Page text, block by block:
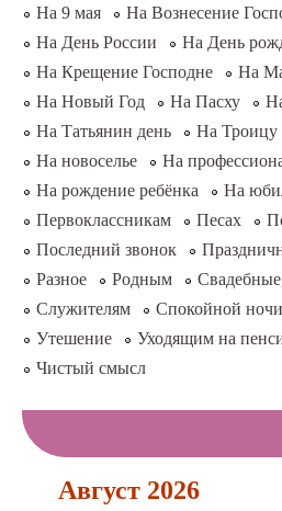
На 9 мая
На Вознесение
На День России
На День
На Крещение Господне
На
На Новый Год
На Пасху
На Татьянин день
На Троицу
На новоселье
На
На рождение ребёнка
На
Первоклассникам
Песах
Последний звонок
Разное
Родным
Служителям
Спокойной ночи
Утешение
Уходящим на
Чистый смысл
Август 2026